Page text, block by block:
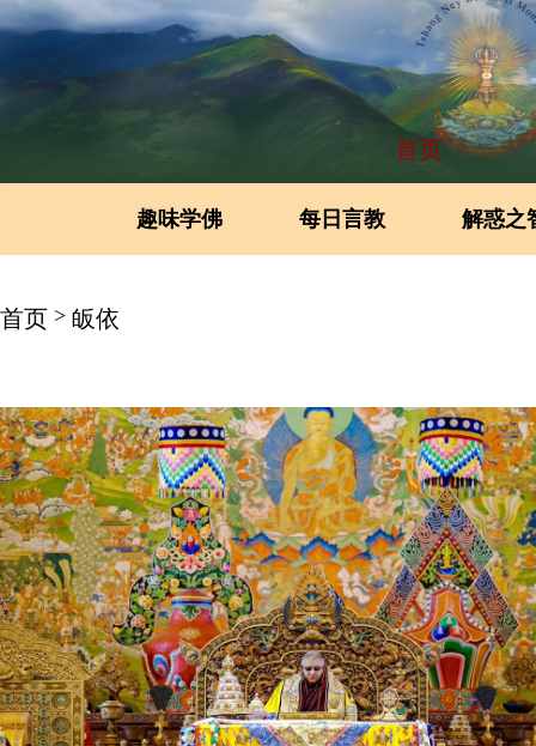
首页
趣味学佛 每日言教 解惑之
首页 > 皈依